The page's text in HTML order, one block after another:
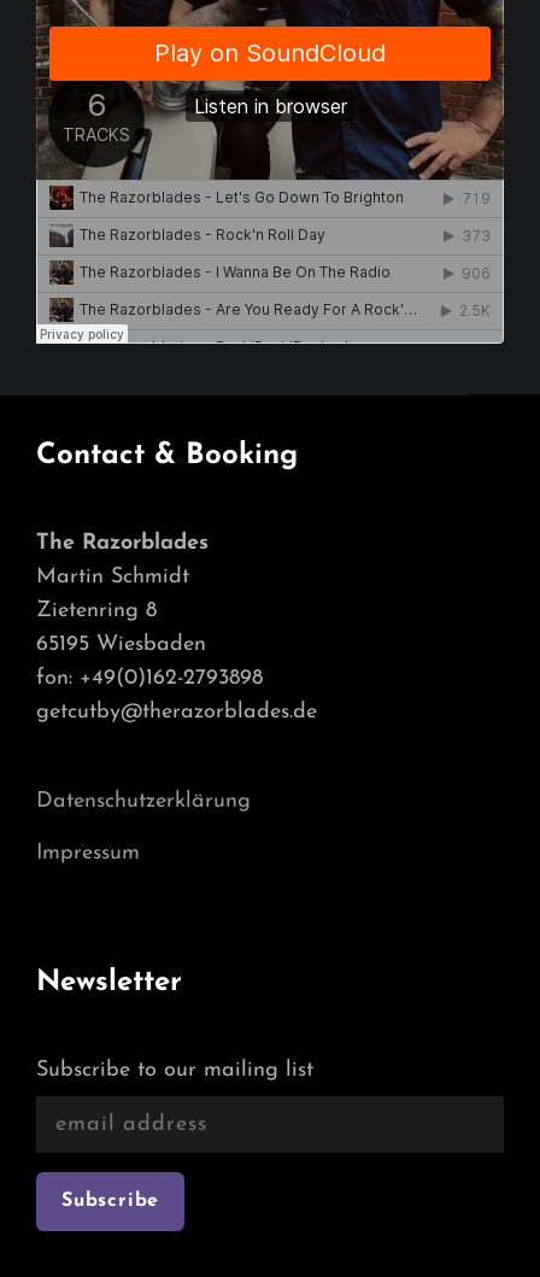
Contact & Booking
The Razorblades
Martin Schmidt
Zietenring 8
65195 Wiesbaden
fon: +49(0)162-2793898
getcutby@therazorblades.de
Datenschutzerklärung
Impressum
Newsletter
Subscribe to our mailing list